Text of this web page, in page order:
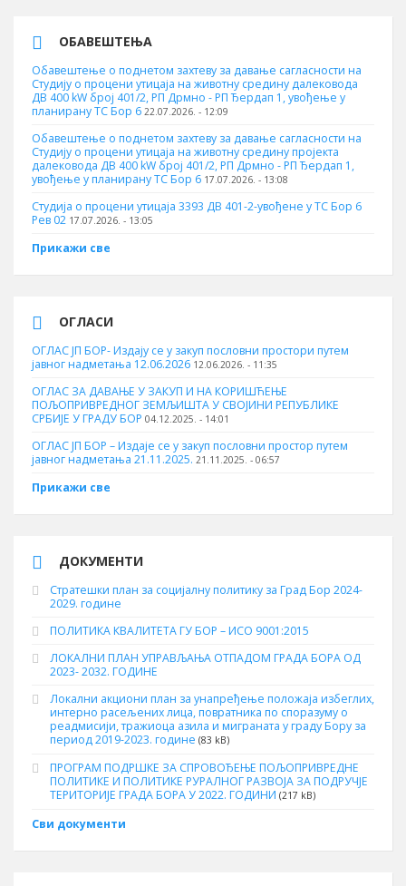
ОБАВЕШТЕЊА
Обавештење о поднетом захтеву за давање сагласности на
Студију о процени утицаја на животну средину далековода
ДВ 400 kW број 401/2, РП Дрмно - РП Ђердап 1, увођење у
планирану ТС Бор 6 22.07.2026. - 12:09
Обавештење о поднетом захтеву за давање сагласности на
Студију о процени утицаја на животну средину пројекта
далековода ДВ 400 kW број 401/2, РП Дрмно - РП Ђердап 1,
увођење у планирану ТС Бор 6 17.07.2026. - 13:08
Студија о процени утицаја 3393 ДВ 401-2-увођене у ТС Бор 6
Рев 02 17.07.2026. - 13:05
Прикажи све
ОГЛАСИ
ОГЛАС ЈП БОР- Издају се у закуп пословни простори путем
јавног надметања 12.06.2026 12.06.2026. - 11:35
ОГЛАС ЗА ДАВАЊЕ У ЗАКУП И НА КОРИШЋЕЊЕ
ПОЉОПРИВРЕДНОГ ЗЕМЉИШТА У СВОЈИНИ РЕПУБЛИКЕ
СРБИЈЕ У ГРАДУ БОР 04.12.2025. - 14:01
ОГЛАС ЈП БОР – Издаје се у закуп пословни простор путем
јавног надметања 21.11.2025. 21.11.2025. - 06:57
Прикажи све
ДОКУМЕНТИ
Стратешки план за социјалну политику за Град Бор 2024-
2029. године
ПОЛИТИКА КВАЛИТЕТА ГУ БОР – ИСО 9001:2015
ЛОКАЛНИ ПЛАН УПРАВЉАЊА ОТПАДОМ ГРАДА БОРА ОД
2023- 2032. ГОДИНЕ
Локални акциони план за унапређење положаја избеглих,
интерно расељених лица, повратника по споразуму о
реадмисији, тражиоца азила и миграната у граду Бору за
период 2019-2023. године (83 kB)
ПРОГРАМ ПОДРШКЕ ЗА СПРОВОЂЕЊЕ ПОЉОПРИВРЕДНЕ
ПОЛИТИКЕ И ПОЛИТИКЕ РУРАЛНОГ РАЗВОЈА ЗА ПОДРУЧЈЕ
ТЕРИТОРИЈЕ ГРАДА БОРА У 2022. ГОДИНИ (217 kB)
Сви документи